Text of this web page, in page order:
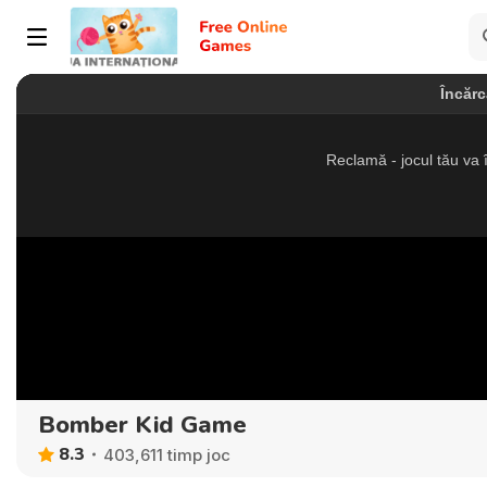
Bomber Kid Game
8.3 403,611 timp joc